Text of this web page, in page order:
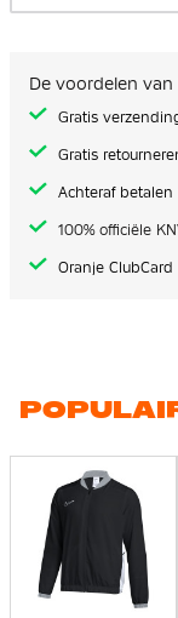
De voordelen van
Gratis
Gratis
Achteraf betalen
100% officiële
Oranje